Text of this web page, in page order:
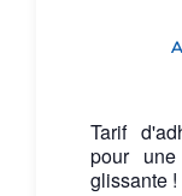
Tarif
pour
glissante !